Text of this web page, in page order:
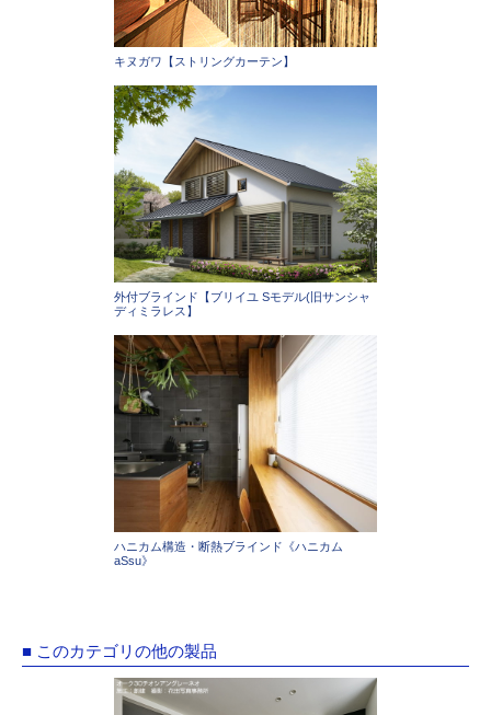
キヌガワ【ストリングカーテン】
外付ブラインド【ブリイユ Sモデル(旧サンシャ
ディミラレス】
ハニカム構造・断熱ブラインド《ハニカム
aSsu》
■ このカテゴリの他の製品